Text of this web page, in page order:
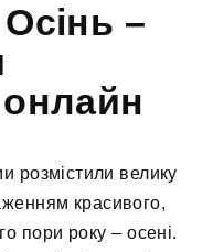
–
розмістили велику
красивого,
пори року – осені.